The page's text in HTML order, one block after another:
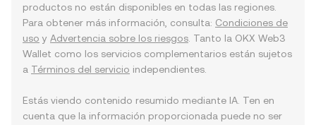
productos no están disponibles en todas las regiones.
Para obtener más información, consulta: Condiciones de
uso y Advertencia sobre los riesgos . Tanto la OKX Web3
Wallet como los servicios complementarios están sujetos
a Términos del servicio independientes.
Estás viendo contenido resumido mediante IA. Ten en
cuenta que la información proporcionada puede no ser